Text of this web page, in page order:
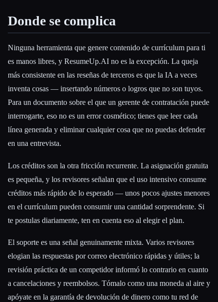
Donde se complica
Ninguna herramienta que genere contenido de currículum para ti
es manos libres, y ResumeUp.AI no es la excepción. La queja
más consistente en las reseñas de terceros es que la IA a veces
inventa cosas — insertando números o logros que no son tuyos.
Para un documento sobre el que un gerente de contratación puede
interrogarte, eso no es un error cosmético; tienes que leer cada
línea generada y eliminar cualquier cosa que no puedas defender
en una entrevista.
Los créditos son la otra fricción recurrente. La asignación gratuita
es pequeña, y los revisores señalan que el uso intensivo consume
créditos más rápido de lo esperado — unos pocos ajustes menores
en el currículum pueden consumir una cantidad sorprendente. Si
te postulas diariamente, ten en cuenta eso al elegir el plan.
El soporte es una señal genuinamente mixta. Varios revisores
elogian las respuestas por correo electrónico rápidas y útiles; la
revisión práctica de un competidor informó lo contrario en cuanto
a cancelaciones y reembolsos. Tómalo como una moneda al aire y
apóyate en la garantía de devolución de dinero como tu red de